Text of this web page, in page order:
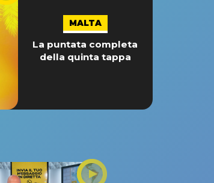
MALTA
La puntata completa
della quinta tappa